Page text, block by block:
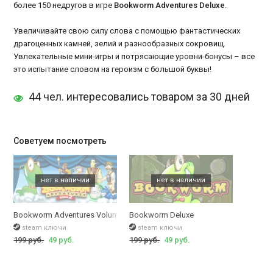
более 150 недругов в игре Bookworm Adventures Deluxe.
Увеличивайте свою силу слова с помощью фантастических
драгоценных камней, зелий и разнообразных сокровищ.
Увлекательные мини-игры и потрясающие уровни-бонусы – все
это испытание словом на героизм с большой буквы!
44 чел. интересовались товаром за 30 дней
Советуем посмотреть
Bookworm Adventures Volume&nbsp;2
steam ключи
199 руб. 49 руб.
Bookworm Deluxe
steam ключи
199 руб. 49 руб.